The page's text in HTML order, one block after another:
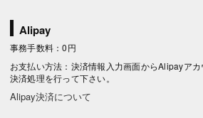
Alipay
事務手数料：0円
お支払い方法：決済情報入力画面からAlipayアカ
決済処理を行って下さい。
Alipay決済について